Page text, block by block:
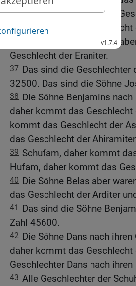
Becher, daher kommt das
daher kommt das Geschlecht
Die Söhne Schutelachs
Geschlecht der Eraniter.
37 Das sind die Geschlechter
32500. Das sind die Söhne
38 Die Söhne Benjamins
daher kommt das Geschlecht
kommt das Geschlecht der
das Geschlecht der
39 Schufam, daher kommt
Hufam, daher kommt das
40 Die Söhne Belas aber
das Geschlecht der Arditer
41 Das sind die Söhne
Zahl 45600.
42 Die Söhne Dans nach
daher kommt das
Geschlechter Dans nach
43 Alle Geschlechter der